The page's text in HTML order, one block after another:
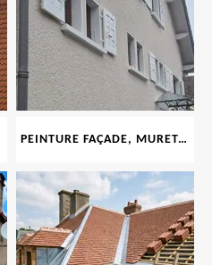
PEINTURE FAÇADE, MURET, TOITURE, BOISERIE, FERRONERIE, GOUTTIÈRE 69